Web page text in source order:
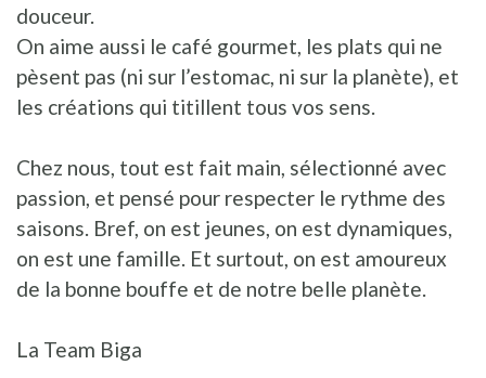
douceur.
On aime aussi le café gourmet, les plats qui ne
pèsent pas (ni sur l’estomac, ni sur la planète), et
les créations qui titillent tous vos sens.
Chez nous, tout est fait main, sélectionné avec
passion, et pensé pour respecter le rythme des
saisons. Bref, on est jeunes, on est dynamiques,
on est une famille. Et surtout, on est amoureux
de la bonne bouffe et de notre belle planète.
La Team Biga